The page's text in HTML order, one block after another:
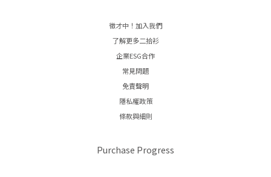
徵才中！加入我們
了解更多二拾衫
企業ESG合作
常見問題
免責聲明
隱私權政策
條款與細則
Purchase Progress